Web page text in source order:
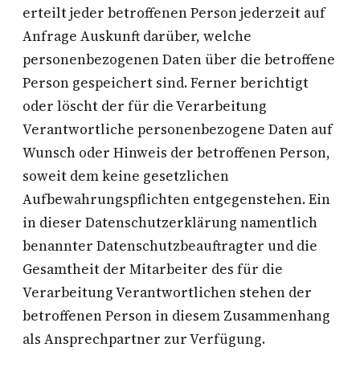
erteilt jeder betroffenen Person jederzeit auf
Anfrage Auskunft darüber, welche
personenbezogenen Daten über die betroffene
Person gespeichert sind. Ferner berichtigt
oder löscht der für die Verarbeitung
Verantwortliche personenbezogene Daten auf
Wunsch oder Hinweis der betroffenen Person,
soweit dem keine gesetzlichen
Aufbewahrungspflichten entgegenstehen. Ein
in dieser Datenschutzerklärung namentlich
benannter Datenschutzbeauftragter und die
Gesamtheit der Mitarbeiter des für die
Verarbeitung Verantwortlichen stehen der
betroffenen Person in diesem Zusammenhang
als Ansprechpartner zur Verfügung.